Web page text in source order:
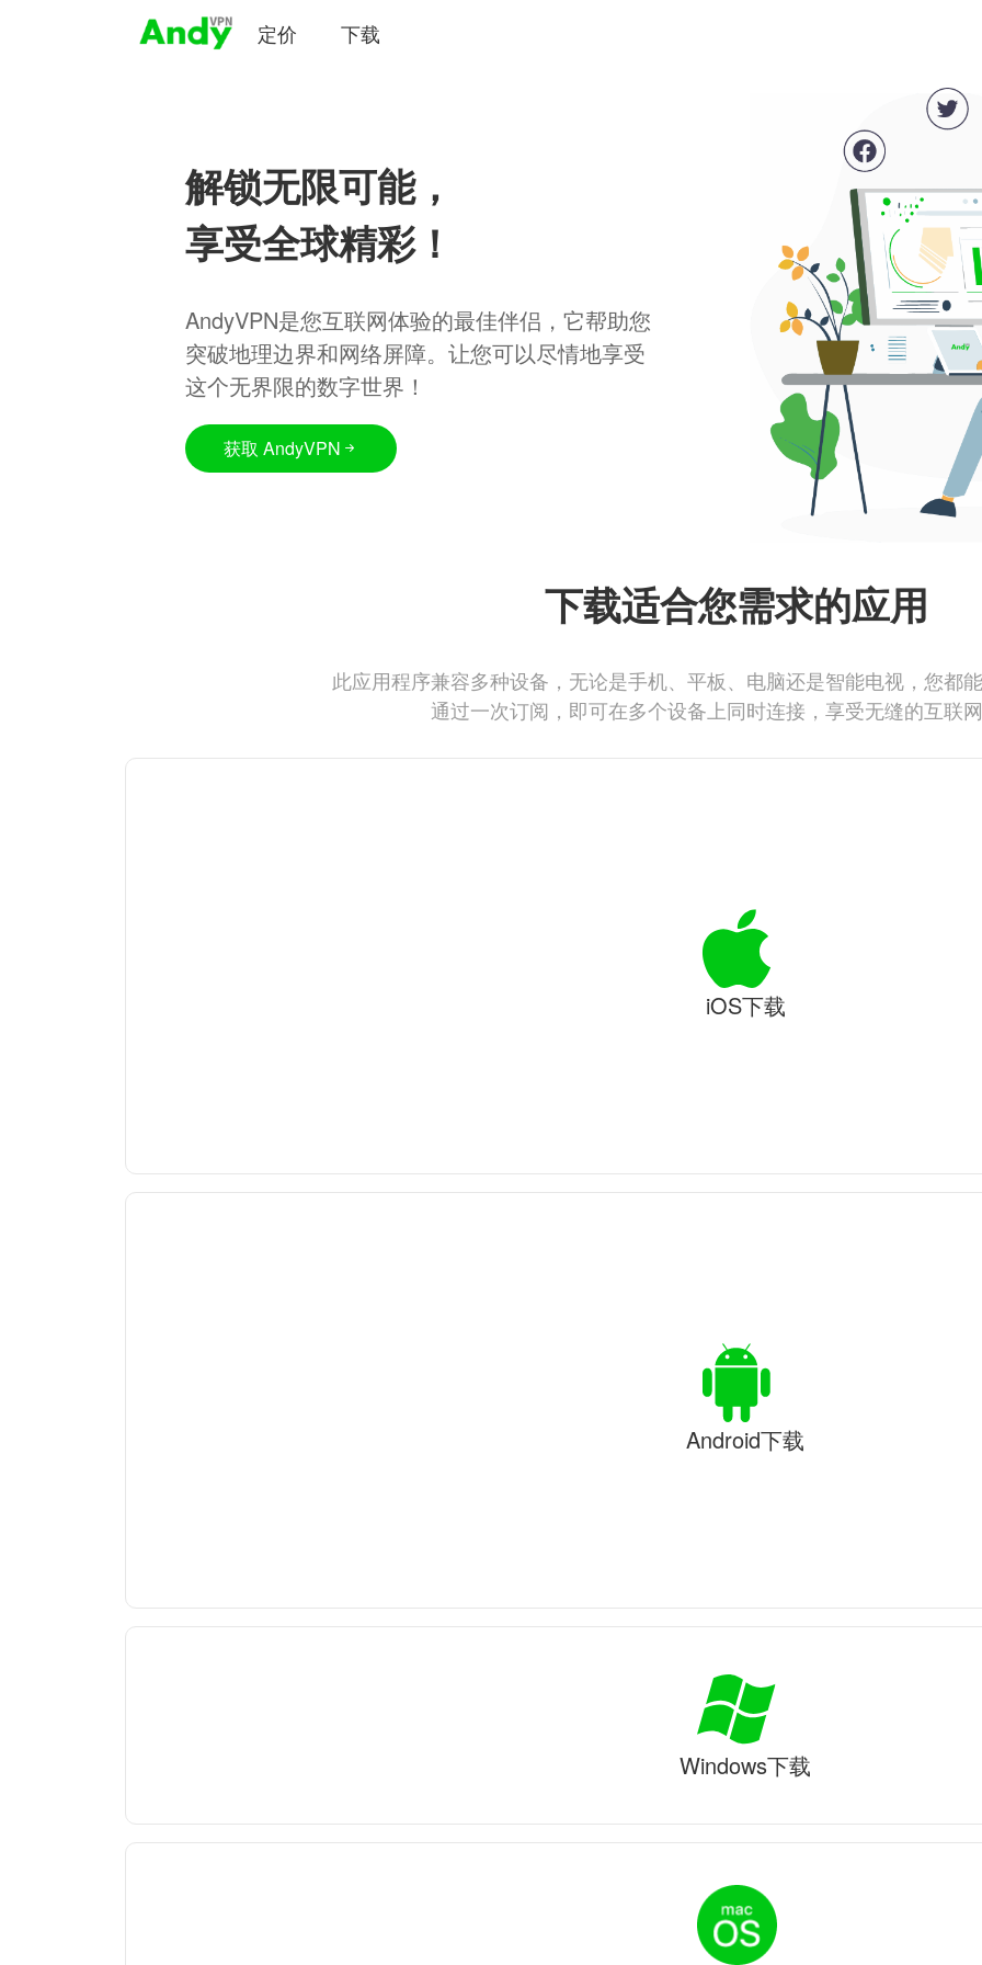
定价 下载
解锁无限可能，
享受全球精彩！
AndyVPN是您互联网体验的最佳伴侣，它帮助您
突破地理边界和网络屏障。让您可以尽情地享受
这个无界限的数字世界！
获取 AndyVPN
下载适合您需求的应用
此应用程序兼容多种设备，无论是手机、平板、电脑还是智能电视，您都
通过一次订阅，即可在多个设备上同时连接，享受无缝的互联
iOS下载
Android下载
Windows下载